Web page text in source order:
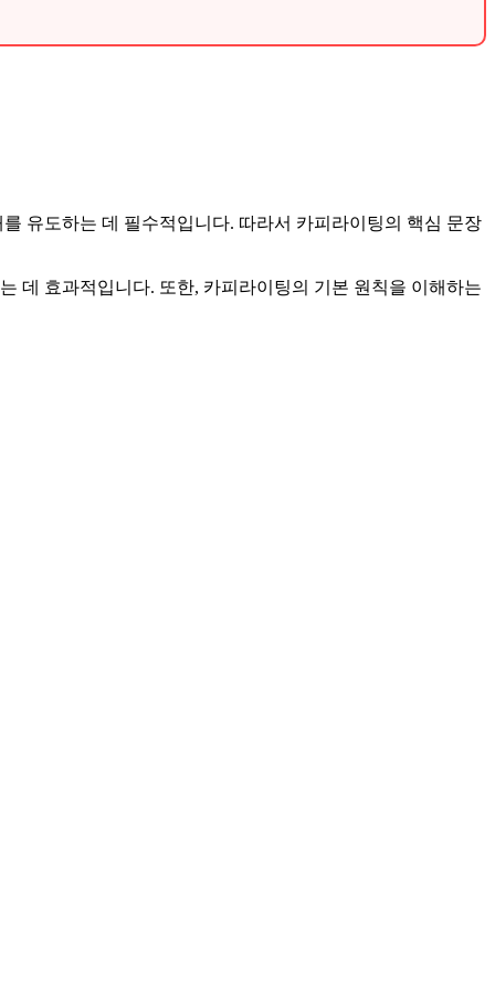
유도하는 데 필수적입니다. 따라서 카피라이팅의 핵심 문장
데 효과적입니다. 또한, 카피라이팅의 기본 원칙을 이해하는